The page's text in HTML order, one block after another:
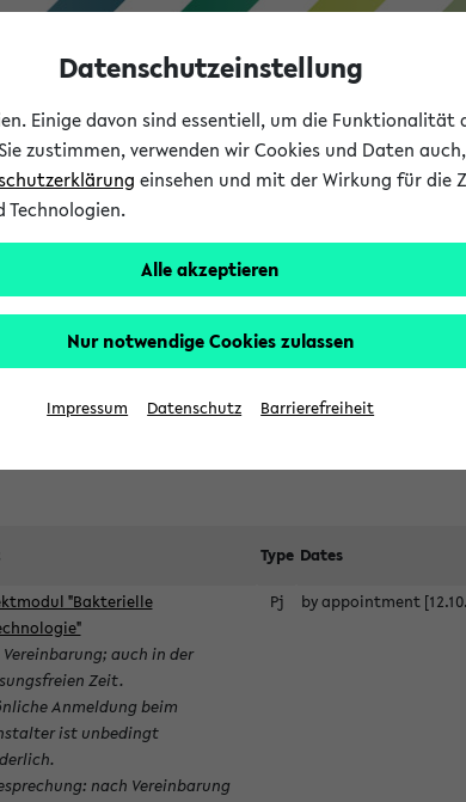
English
Type Dates
"Bakterielle
auch in der
Zeit.
Anmeldung beim
ist unbedingt
nach Vereinbarung
Pj by appointment
Datenschutzeinstellung
Einige davon sind essentiell, um die
zustimmen, verwenden wir Cookies und Daten
einsehen und mit der Wirkung für die
Alle akzeptieren
Nur notwendige Cookies zulassen
Impressum Datenschutz Barrierefreiheit